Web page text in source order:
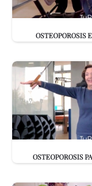
OSTEOPOROSIS
OSTEOPOROSIS